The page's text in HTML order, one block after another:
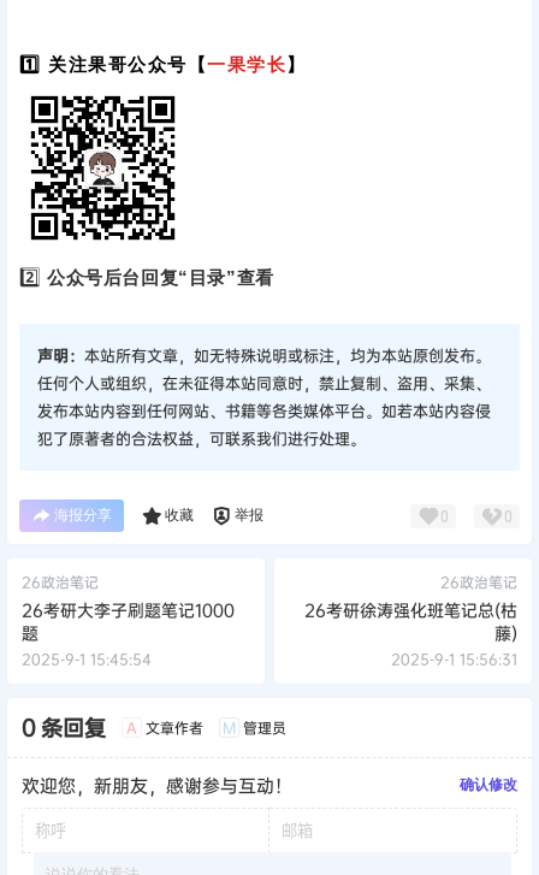
1️⃣ 关注果哥公众号【一果学长】
2️⃣公众号后台回复“目录”查看
声明： 本站所有文章，如无特殊说明或标注，均为本站原创发布。
任何个人或组织，在未征得本站同意时，禁止复制、盗用、采集、
发布本站内容到任何网站、书籍等各类媒体平台。如若本站内容侵
犯了原著者的合法权益，可联系我们进行处理。
海报分享 收藏 举报 0 0
26政治笔记
26考研大李子刷题笔记1000
题
2025-9-1 15:45:54
26政治笔记
26考研徐涛强化班笔记总(枯
藤)
2025-9-1 15:56:31
0 条回复 A 文章作者 M 管理员
欢迎您，新朋友，感谢参与互动！ 确认修改